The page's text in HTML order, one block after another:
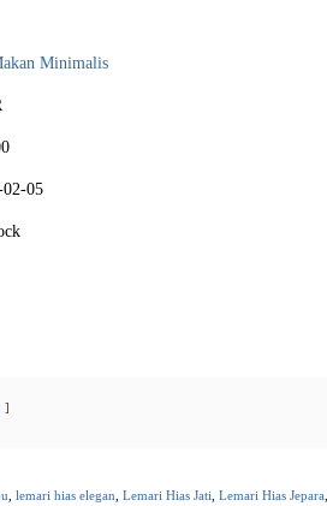
Minimalis
02-05
lemari hias elegan Lemari Hias Jati Lemari Hias Jepara